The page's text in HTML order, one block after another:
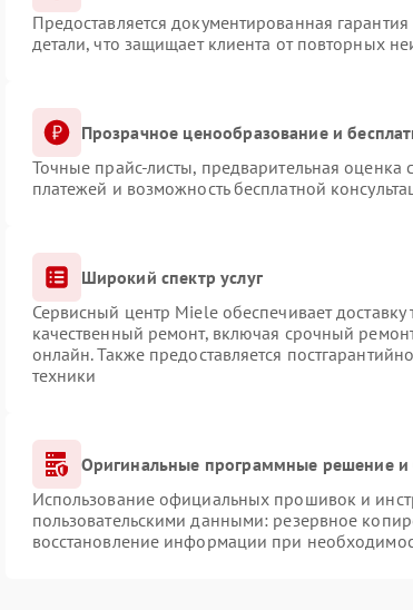
Предоставляется документированная
детали, что защищает клиента от повторных
Прозрачное ценообразование и
Точные прайс-листы, предварительная оценка
платежей и возможность бесплатной
Широкий спектр услуг
Сервисный центр Miele обеспечивает
качественный ремонт, включая срочный
онлайн. Также предоставляется
техники
Оригинальные программные решение
Использование официальных прошивок и
пользовательскими данными: резервное
восстановление информации при